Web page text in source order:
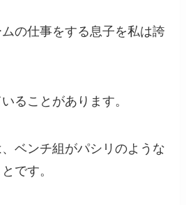
の仕事をする息子を私は誇
ることがあります。
ベンチ組がパシリのような
です。